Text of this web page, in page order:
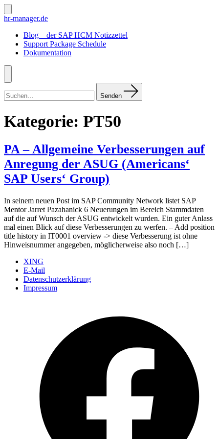
Zum
Inhalt
Suche
ein-/ausblenden
hr-manager.de
Blog – der SAP HCM Notizzettel
Support Package Schedule
Dokumentation
Menü
nach:
Senden
Kategorie: PT50
PA – Allgemeine Verbesserungen auf
Anregung der ASUG (Americans‘
SAP Users‘ Group)
In seinem neuen Post im SAP Community Network listet SAP
Mentor Jarret Pazahanick 6 Neuerungen im Bereich Stammdaten
auf die auf Wunsch der ASUG entwickelt wurden. Ein guter Anlass
mal einen Blick auf diese Verbesserungen zu werfen. – Add position
title history in IT0001 overview -> diese Verbesserung ist ohne
Hinweisnummer angegeben, möglicherweise also noch […]
XING
E-Mail
Datenschutzerklärung
Impressum